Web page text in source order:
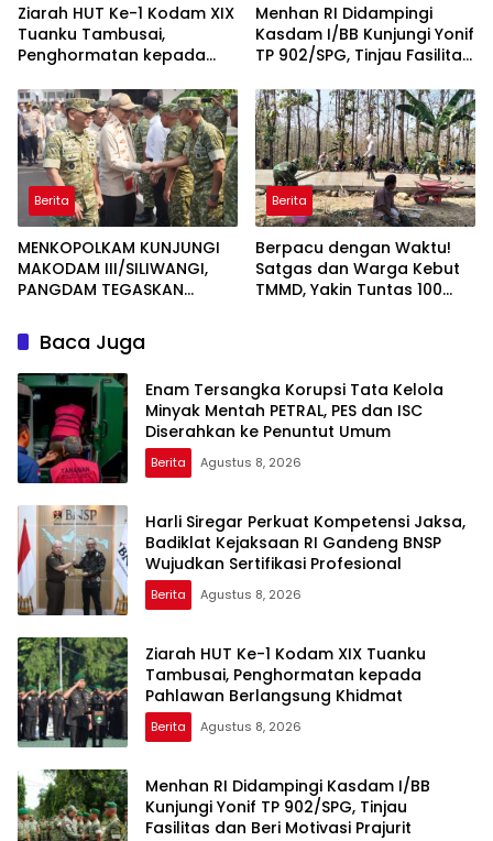
Ziarah HUT Ke-1 Kodam XIX
Tuanku Tambusai,
Penghormatan kepada
Khidmat
Menhan RI Didampingi
Kasdam I/BB Kunjungi Yonif
TP 902/SPG, Tinjau Fasilitas
Berita
MENKOPOLKAM KUNJUNGI
MAKODAM III/SILIWANGI,
PANGDAM TEGASKAN
MENJAGA STABILITAS
NASIONAL
Berita
Berpacu dengan Waktu!
Satgas dan Warga Kebut
TMMD, Yakin Tuntas 100
Baca Juga
Enam Tersangka Korupsi Tata Kelola
Minyak Mentah PETRAL, PES dan ISC
Diserahkan ke Penuntut Umum
Berita Agustus 8, 2026
Harli Siregar Perkuat Kompetensi Jaksa,
Badiklat Kejaksaan RI Gandeng BNSP
Wujudkan Sertifikasi Profesional
Berita Agustus 8, 2026
Ziarah HUT Ke-1 Kodam XIX Tuanku
Tambusai, Penghormatan kepada
Pahlawan Berlangsung Khidmat
Berita Agustus 8, 2026
Menhan RI Didampingi Kasdam I/BB
Kunjungi Yonif TP 902/SPG, Tinjau
Fasilitas dan Beri Motivasi Prajurit